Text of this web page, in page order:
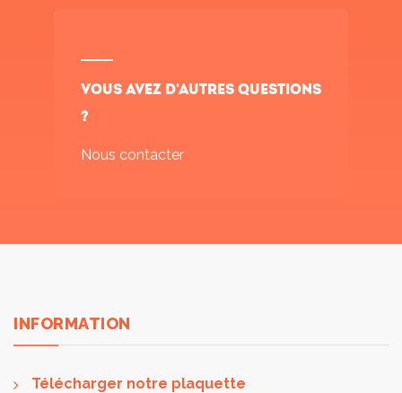
Vous avez d'autres questions
?
Nous contacter
INFORMATION
Télécharger notre plaquette